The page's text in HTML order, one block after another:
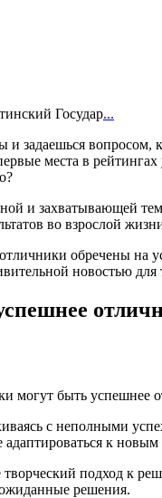
Государ...
задаешься
места в
и захватывающей
во взрослой
обречены
новостью
могут быть
с неполными
адаптироваться к
подход к
решения.